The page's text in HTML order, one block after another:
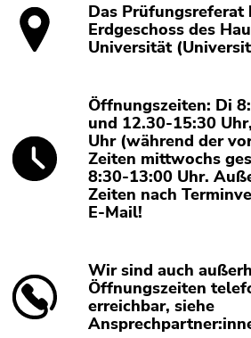
Das Prüfungsreferat
Erdgeschoss des
Universität
Öffnungszeiten: Di
und 12.30-15:30
Uhr (während der
Zeiten mittwochs
8:30-13:00 Uhr.
Zeiten nach
E-Mail!
Wir sind auch
Öffnungszeiten
erreichbar, siehe